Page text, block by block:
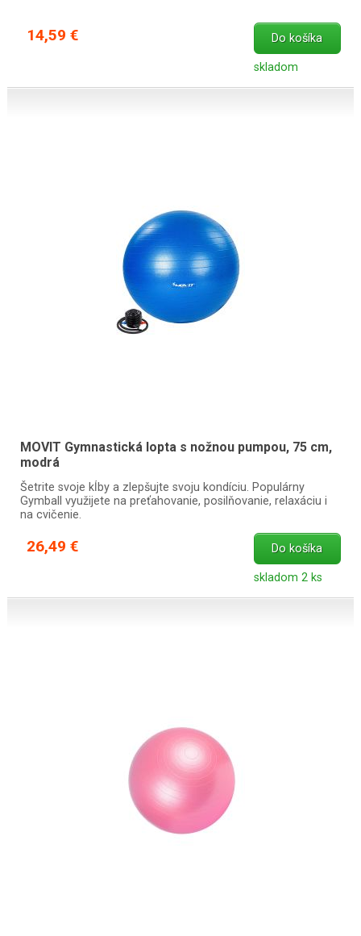
14,59 € Do košíka
skladom
MOVIT Gymnastická lopta s nožnou pumpou, 75 cm,
modrá
Šetrite svoje kĺby a zlepšujte svoju kondíciu. Populárny
Gymball využijete na preťahovanie, posilňovanie, relaxáciu i
na cvičenie.
26,49 € Do košíka
skladom 2 ks